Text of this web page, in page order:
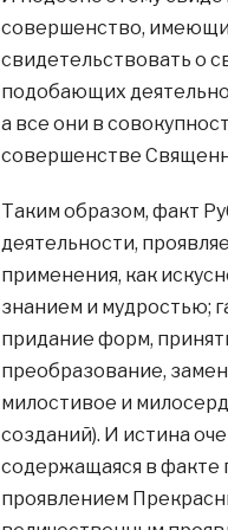
совершенство,
свидетельствовать о
подобающих
а все они в
совершенстве
Таким образом, факт
деятельности,
применения, как
знанием и мудростью;
придание форм,
преобразование,
милостивое и
созданий). И истина
содержащаяся в факте
проявлением